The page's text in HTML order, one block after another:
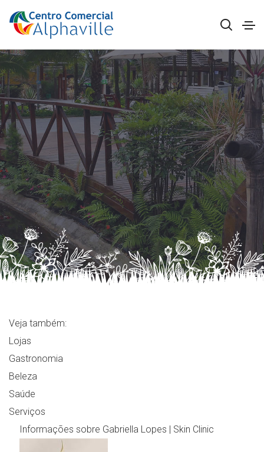
Veja também:
Lojas
Gastronomia
Beleza
Saúde
Serviços
Informações sobre Gabriella Lopes | Skin Clinic